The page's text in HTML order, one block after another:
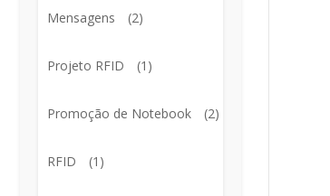
Mensagens (2)
Projeto RFID (1)
Promoção de Notebook (2)
RFID (1)